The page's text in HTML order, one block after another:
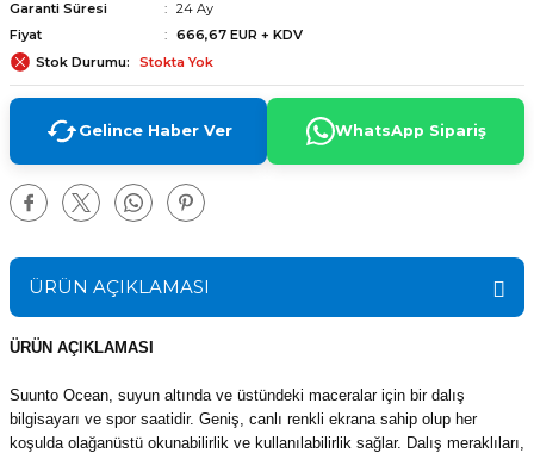
Garanti Süresi
24 Ay
Fiyat
666,67 EUR + KDV
Stok Durumu
Stokta Yok
Gelince Haber Ver WhatsApp Sipariş
ÜRÜN AÇIKLAMASI
ÜRÜN AÇIKLAMASI
Suunto Ocean, suyun altında ve üstündeki maceralar için bir dalış
bilgisayarı ve spor saatidir. Geniş, canlı renkli ekrana sahip olup her
koşulda olağanüstü okunabilirlik ve kullanılabilirlik sağlar. Dalış meraklıları,